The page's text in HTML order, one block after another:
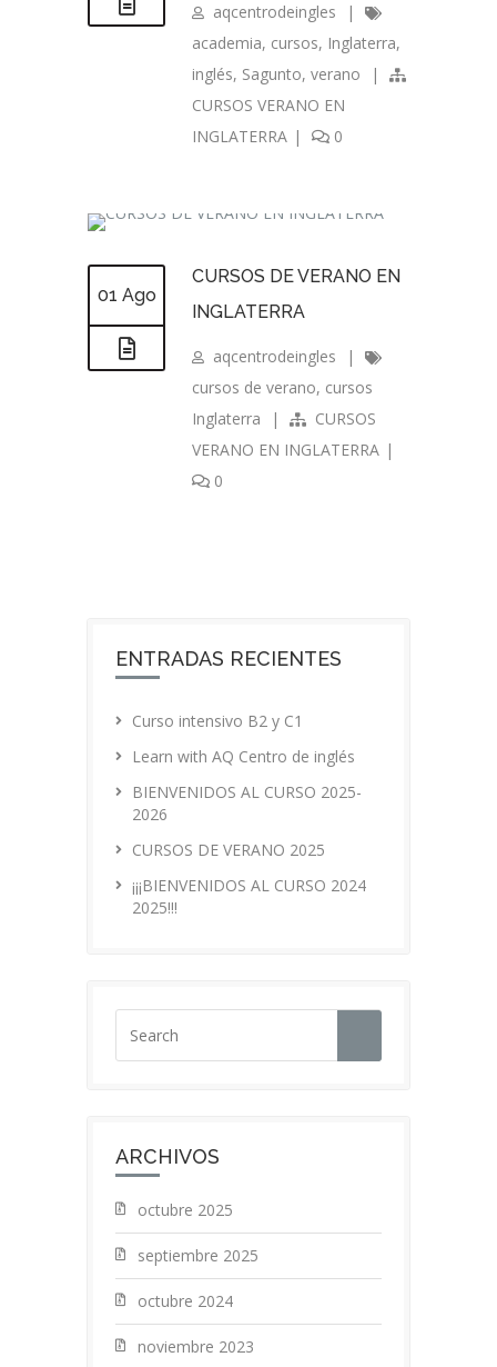
aqcentrodeingles
|
academia, cursos, Inglaterra,
inglés, Sagunto, verano
|
CURSOS VERANO EN
INGLATERRA | 0
01 Ago
CURSOS DE VERANO EN
INGLATERRA
aqcentrodeingles
|
cursos de verano, cursos
Inglaterra
|
CURSOS
VERANO EN INGLATERRA |
0
ENTRADAS RECIENTES
Curso intensivo B2 y C1
Learn with AQ Centro de inglés
BIENVENIDOS AL CURSO 2025-
2026
CURSOS DE VERANO 2025
¡¡¡BIENVENIDOS AL CURSO 2024
2025!!!
ARCHIVOS
octubre 2025
septiembre 2025
octubre 2024
noviembre 2023